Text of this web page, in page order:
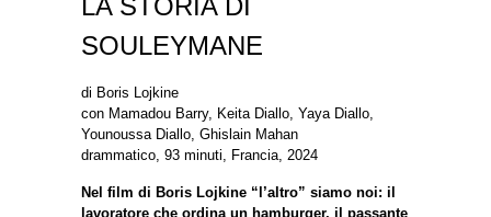
SOULEYMANE
di Boris Lojkine
con Mamadou Barry, Keita Diallo, Yaya Diallo,
Younoussa Diallo, Ghislain Mahan
drammatico, 93 minuti, Francia, 2024
Nel film di Boris Lojkine “l’altro” siamo noi: il
lavoratore che ordina un hamburger, il passante